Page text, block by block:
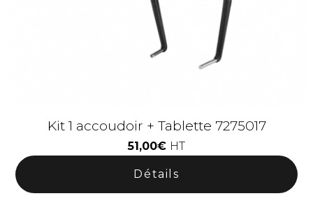
Kit 1 accoudoir + Tablette 7275017
51,00€ HT
Détails